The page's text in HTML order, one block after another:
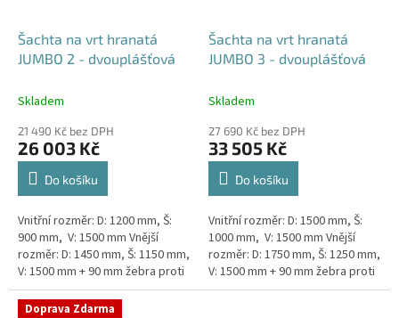
Šachta na vrt hranatá
JUMBO 2 - dvouplášťová
Skladem
21 490 Kč bez DPH
26 003 Kč
Do košíku
Vnitřní rozměr: D: 1200 mm, Š:
900 mm, V: 1500 mm Vnější
rozměr: D: 1450 mm, Š: 1150 mm,
V: 1500 mm + 90 mm žebra proti
spodní vodě + komínek
Dvouplášťová...
Šachta na vrt hranatá
JUMBO 3 - dvouplášťová
Skladem
27 690 Kč bez DPH
33 505 Kč
Do košíku
Vnitřní rozměr: D: 1500 mm, Š:
1000 mm, V: 1500 mm Vnější
rozměr: D: 1750 mm, Š: 1250 mm,
V: 1500 mm + 90 mm žebra proti
spodní vodě + komínek
Doprava Zdarma